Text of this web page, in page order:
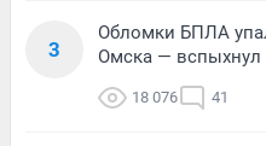
3
Обломки БПЛА
Омска — вспыхнул
18 076 41